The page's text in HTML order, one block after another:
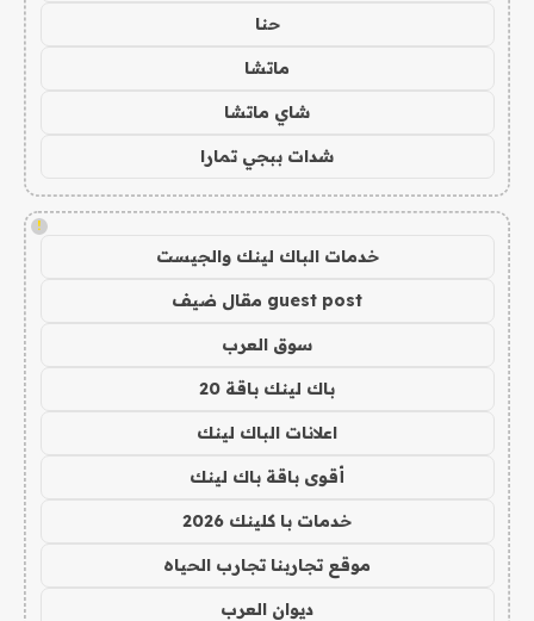
حنا
ماتشا
شاي ماتشا
شدات ببجي تمارا
!
خدمات الباك لينك والجيست
guest post مقال ضيف
سوق العرب
باك لينك باقة 20
اعلانات الباك لينك
أقوى باقة باك لينك
خدمات با كلينك 2026
موقع تجاربنا تجارب الحياه
ديوان العرب